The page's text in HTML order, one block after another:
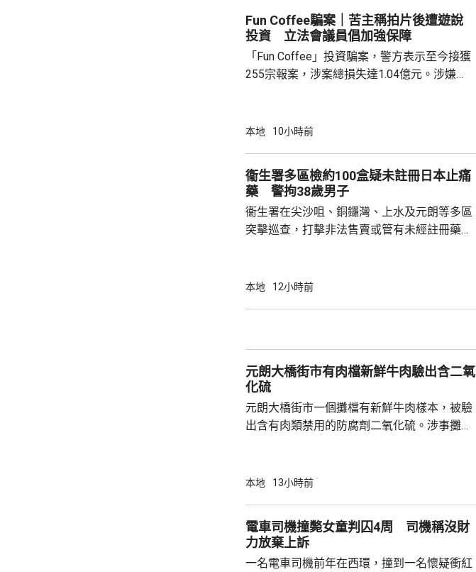
示，應變中心會配合3項智慧裝備，將電纜網
絡「可視化」。其中去年起構建的「低壓電網
管理系統」，可將低壓電網的運行情況...
Fun Coffee騙案｜苦主稱拍片後遭遊說
投資 立法會議員倡加強保障
「Fun Coffee」投資騙案，警方表示至今接獲
255宗報案，涉案總損失達1.04億元。涉嫌
及拍宣傳片，承諾每條短片可獲400元，其後
「跑步可以賺美金」 團隊共損失約1400萬
有苦主承認，為了賺外快而參與拍片，其後有
項目負責...
本地 10小時前
衞生署多區檢約100盒疑未註冊日本止痛
藥 警拘38歲男子
衞生署在尖沙咀、銅鑼灣、上水及元朗等多區
突擊巡查，打擊非法售賣或管有未經註冊藥
方拘捕一名38歲男子，涉嫌非法管有未經註冊
片類鎮痛藥「二氫可待因」的藥劑製品。署方
會繼續調查和跟進，並會在證據充分時...
本地 12小時前
元朗大橋街市有肉檔新鮮牛肉驗出含二氧
化硫
元朗大橋街市一個攤檔有新鮮牛肉樣本，被驗
出含有肉類禁用的防腐劑二氧化硫。涉事攤檔
二氧化硫。中心正與攤檔跟進有關違規事項，
法在肉類中添加二氧化硫，過敏人士食用後可
能會出現氣喘、頭痛或噁心等徵狀。中心提醒
市民，應向可靠的商戶買肉，切勿購...
本地 13小時前
電車司機撞斃女童判囚4周 司機稱沒財
力放棄上訴
一名電車司機前年在西環，撞到一名懷疑衝紅